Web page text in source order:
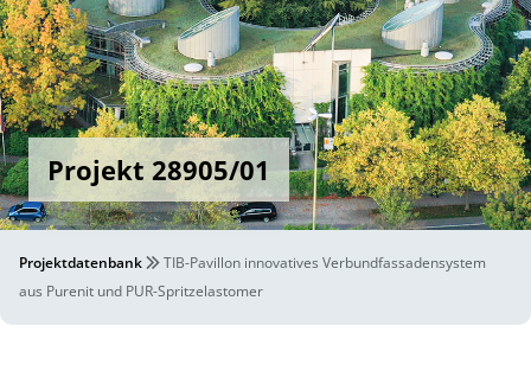
Projekt 28905/01
Projektdatenbank
TIB-Pavillon innovatives Verbundfassadensystem
aus Purenit und PUR-Spritzelastomer